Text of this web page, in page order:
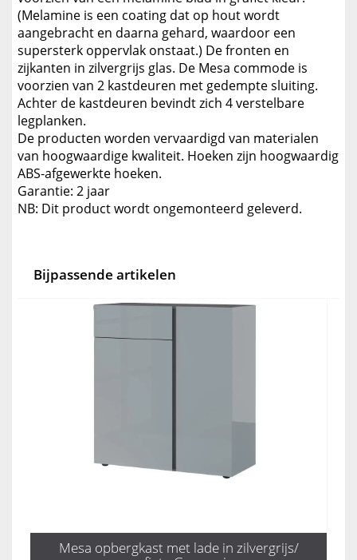
(Melamine is een coating dat op hout wordt
aangebracht en daarna gehard, waardoor een
supersterk oppervlak onstaat.) De fronten en
zijkanten in zilvergrijs glas. De Mesa commode is
voorzien van 2 kastdeuren met gedempte sluiting.
Achter de kastdeuren bevindt zich 4 verstelbare
legplanken.
De producten worden vervaardigd van materialen
van hoogwaardige kwaliteit. Hoeken zijn hoogwaardig
ABS-afgewerkte hoeken.
Garantie: 2 jaar
NB: Dit product wordt ongemonteerd geleverd.
Bijpassende artikelen
Mesa opbergkast met lade in zilvergrijs/